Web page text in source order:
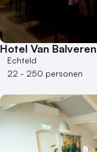
Hotel Van Balveren
Echteld
22 - 250 personen